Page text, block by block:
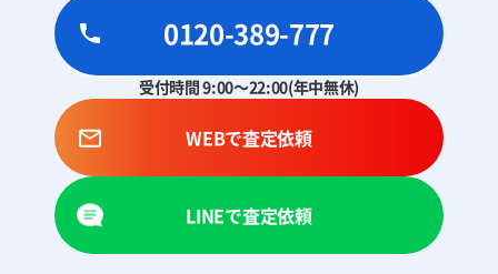
0120-389-777
受付時間 9:00～22:00(年中無休)
WEBで査定依頼
LINEで査定依頼